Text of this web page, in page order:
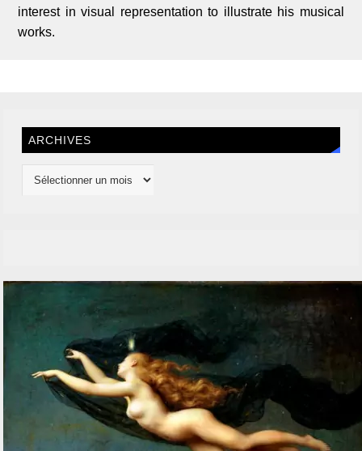
interest in visual representation to illustrate his musical
works.
ARCHIVES